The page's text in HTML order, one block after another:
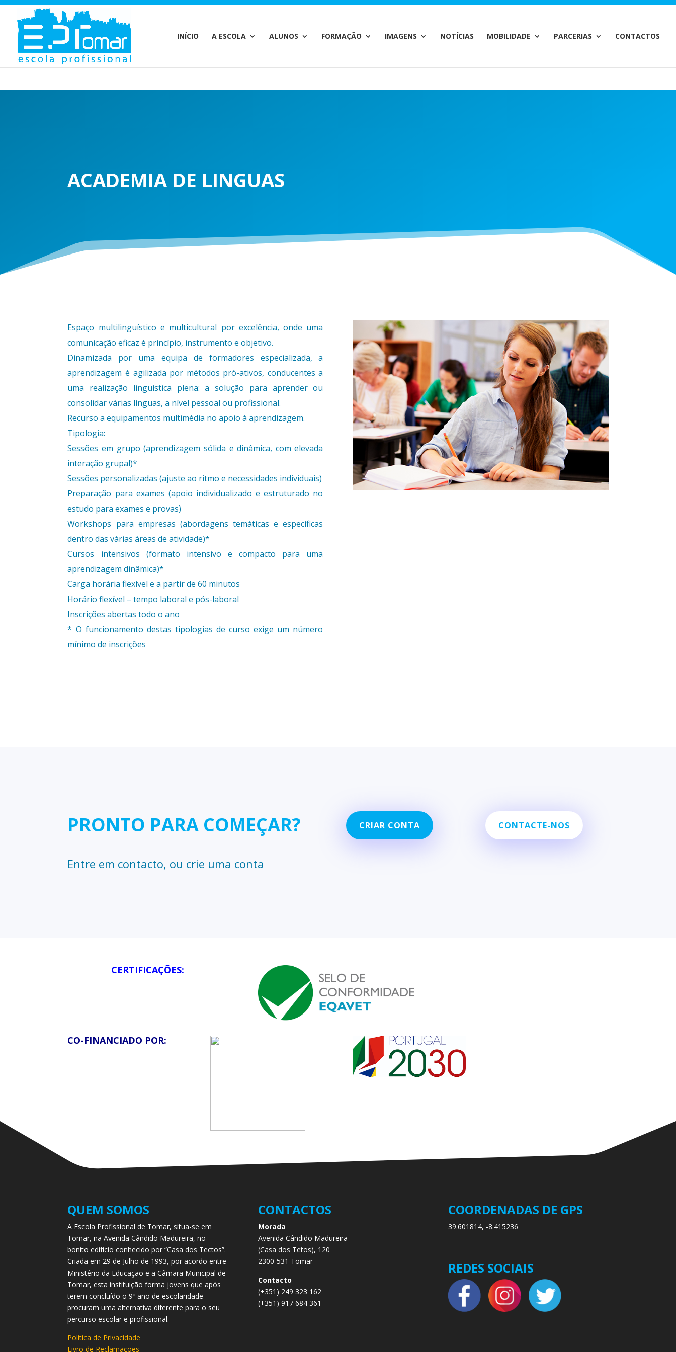
Warning: Undefined array key 1 in/home/escolaprofission/public_html/wp-content/plugins/wp-private-content-pro/lib/Drewm/MailChimp.php
INÍCIO
A ESCOLA ALUNOS FORMAÇÃO IMAGENS NOTÍCIAS MOBILIDADE PARCERIAS CONTACTOS
ACADEMIA DE LINGUAS
Espaço multilinguístico e multicultural por excelência, onde uma
comunicação eficaz é príncípio, instrumento e objetivo.
Dinamizada por uma equipa de formadores especializada, a
aprendizagem é agilizada por métodos pró-ativos, conducentes a
uma realização linguística plena: a solução para aprender ou
consolidar várias línguas, a nível pessoal ou profissional.
Recurso a equipamentos multimédia no apoio à aprendizagem.
Tipologia:
Sessões em grupo (aprendizagem sólida e dinâmica, com elevada
interação grupal)*
Sessões personalizadas (ajuste ao ritmo e necessidades individuais)
Preparação para exames (apoio individualizado e estruturado no
estudo para exames e provas)
Workshops para empresas (abordagens temáticas e específicas
dentro das várias áreas de atividade)*
Cursos intensivos (formato intensivo e compacto para uma
aprendizagem dinâmica)*
Carga horária flexível e a partir de 60 minutos
Horário flexível – tempo laboral e pós-laboral
Inscrições abertas todo o ano
* O funcionamento destas tipologias de curso exige um número
mínimo de inscrições
PRONTO PARA COMEÇAR?
Entre em contacto, ou crie uma conta
CRIAR CONTA CONTACTE-NOS
CERTIFICAÇÕES:
CO-FINANCIADO POR:
QUEM SOMOS
A Escola Profissional de Tomar, situa-se em
Tomar, na Avenida Cândido Madureira, no
bonito edifício conhecido por “Casa dos Tectos”.
Criada em 29 de Julho de 1993, por acordo entre
Ministério da Educação e a Câmara Municipal de
Tomar, esta instituição forma jovens que após
terem concluído o 9º ano de escolaridade
procuram uma alternativa diferente para o seu
percurso escolar e profissional.
Política de Privacidade
Livro de Reclamações
CONTACTOS
Morada
Avenida Cândido Madureira
(Casa dos Tetos), 120
2300-531 Tomar
Contacto
(+351) 249 323 162
(+351) 917 684 361
COORDENADAS DE GPS
39.601814, -8.415236
REDES SOCIAIS